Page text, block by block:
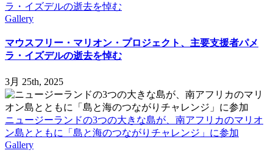
ラ・イズデルの逝去を悼む
Gallery
マウスフリー・マリオン・プロジェクト、主要支援者パメ
ラ・イズデルの逝去を悼む
3月 25th, 2025
ニュージーランドの3つの大きな島が、南アフリカのマリオ
ン島とともに「島と海のつながりチャレンジ」に参加
Gallery